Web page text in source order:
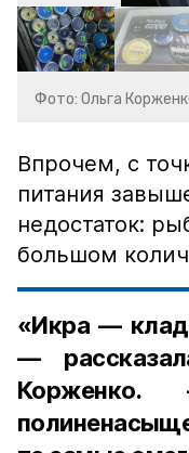
Фото: Ольга
Впрочем, с
питания
недостаток:
большом
«Икра —
—